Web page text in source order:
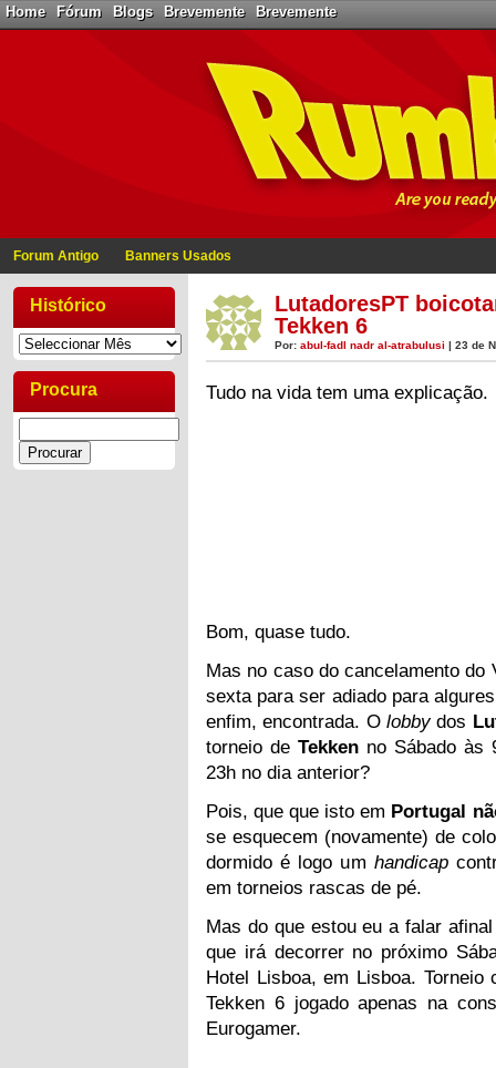
Home Fórum Blogs Brevemente Brevemente
Forum Antigo Banners Usados
Histórico
Procura
LutadoresPT
Tekken 6
Por: abul-fadl nadr al-atrabulusi | 23 de
Tudo na vida tem uma explicação.
Bom, quase tudo.
Mas no caso do cancelamento do
sexta para ser adiado para
enfim, encontrada. O lobbydos
torneio de Tekken no Sábado às
23h no dia anterior?
Pois, que que isto em Portugal
se esquecem (novamente) de
dormido é logo um handicap
em torneios rascas de pé.
Mas do que estou eu a falar
que irá decorrer no próximo
Hotel Lisboa, em Lisboa.
Tekken 6jogado apenas na
Eurogamer.